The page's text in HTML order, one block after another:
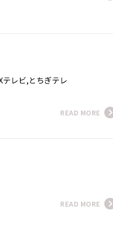
テレビ,とちぎテレ
READ MORE
READ MORE